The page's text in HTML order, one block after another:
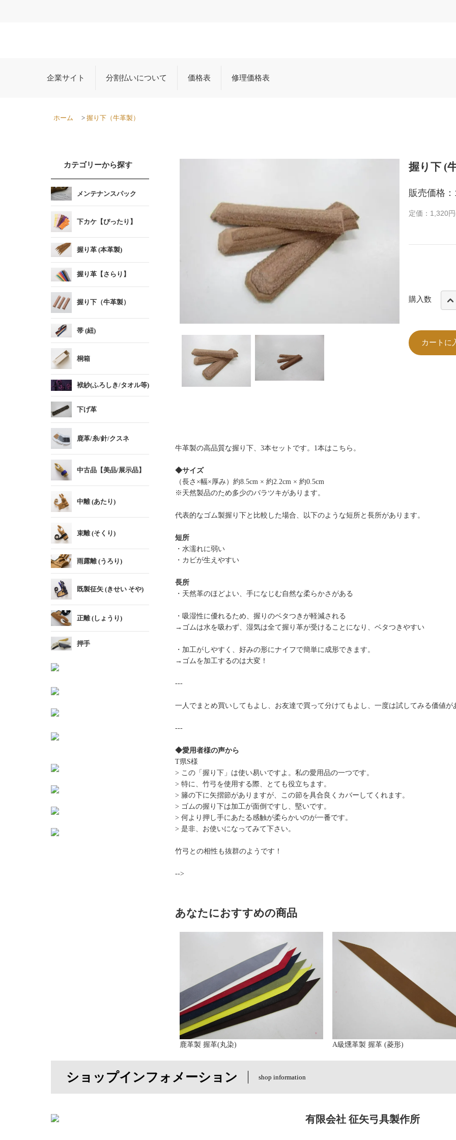
企業サイト 分割払いについて 価格表 修理価格表
ホーム > 握り下（牛革製）
握り下 (
販売価格
定価：1,320
購入数
カートに
牛革製の高品質な握り下、3本セットです。 1本はこちら。
◆サイズ
（長さ×幅×厚み）約8.5cm × 約2.2cm × 約0.5cm
※天然製品のため多少のバラツキがあります。
代表的なゴム製握り下と比較した場合、以下のような短所と長所があります。
短所
・水濡れに弱い
・カビが生えやすい
長所
・天然革のほどよい、手になじむ自然な柔らかさがある
・吸湿性に優れるため、握りのベタつきが軽減される
→ゴムは水を吸わず、湿気は全て握り革が受けることになり、ベタつきやすい
・加工がしやすく、好みの形にナイフで簡単に成形できます。
→ゴムを加工するのは大変！
---
一人でまとめ買いしてもよし、お友達で買って分けてもよし、一度は試してみる価値が
---
◆愛用者様の声から
T県S様
> この「握り下」は使い易いですよ。私の愛用品の一つです。
> 特に、竹弓を使用する際、とても役立ちます。
> 籐の下に矢摺節がありますが、この節を具合良くカバーしてくれます。
> ゴムの握り下は加工が面倒ですし、堅いです。
> 何より押し手にあたる感触が柔らかいのが一番です。
> 是非、お使いになってみて下さい。
竹弓との相性も抜群のようです！
-->
あなたにおすすめの商品
鹿革製 握革(丸染) A級燻革製 握革 (菱形)
カテゴリーから探す
メンテナンスパック
下カケ【ぴったり】
握り革 (本革製)
握り革【さらり】
握り下（牛革製）
帯 (紐)
桐箱
袱紗(ふろしき/タオル等)
下げ革
鹿革/糸/針/クスネ
中古品【美品/展示品】
中離 (あたり)
束離 (そくり)
雨露離 (うろり)
既製征矢 (きせい そや)
正離 (しょうり)
押手
ショップインフォメーション shop information
有限会社 征矢弓具製作所